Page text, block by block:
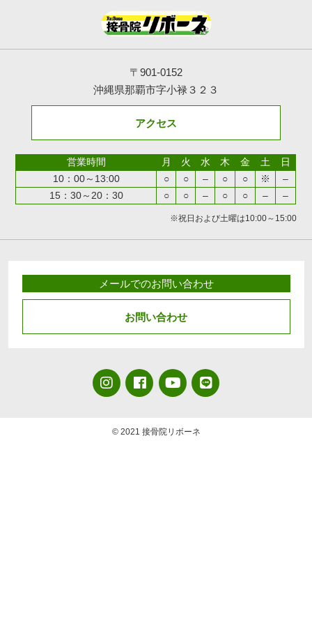
〒901-0152
沖縄県那覇市字小禄３２３
アクセス
営業時間 月 火 水 木 金 土
日
10：00～13:00
○ ○ – ○ ○ ※
–
15：30～20：30
○ ○ – ○ ○ – –
※祝日および土曜は10:00～15:00
メールでのお問い合わせ
お問い合わせ
© 2021 接骨院リボーネ